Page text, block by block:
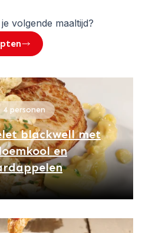
volgende maaltijd?
4 personen
blackwell met
en